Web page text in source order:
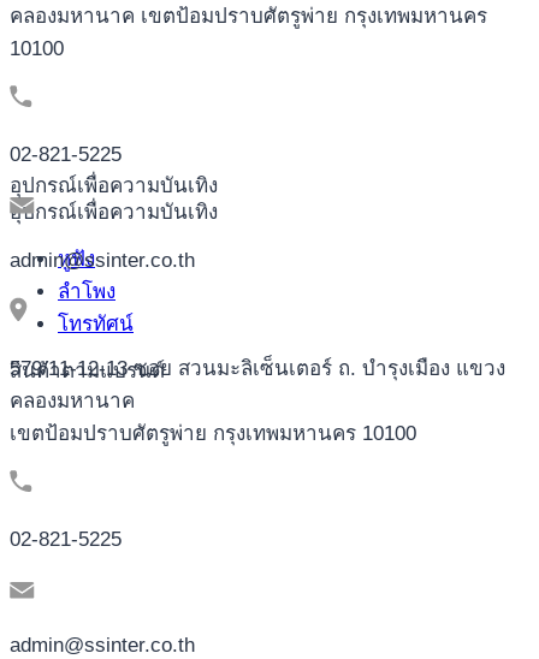
อุปกรณ์เพื่อความบันเทิง
อุปกรณ์เพื่อความบันเทิง
หูฟัง
ลำโพง
โทรทัศน์
สินค้าตามแบรนด์
คลองมหานาค เขตป้อมปราบศัตรูพ่าย กรุงเทพมหานคร
10100
02-821-5225
admin@ssinter.co.th
579/11-12-13 ซอย สวนมะลิเซ็นเตอร์ ถ. บำรุงเมือง แขวง
คลองมหานาค
เขตป้อมปราบศัตรูพ่าย กรุงเทพมหานคร 10100
02-821-5225
admin@ssinter.co.th